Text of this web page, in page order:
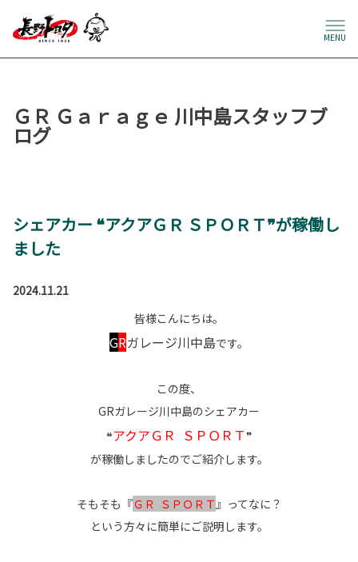
MENU
ＧＲ Ｇａｒａｇｅ 川中島スタッフブ
ログ
シェアカー ❝アクアＧＲ ＳＰＯＲＴ❞が稼働し
ました
2024.11.21
皆様こんにちは。
GRガレージ川中島です。
この度、
GRガレージ川中島のシェアカー
❝アクアＧＲ ＳＰＯＲＴ❞
が稼働しましたのでご紹介します。
そもそも『ＧＲ ＳＰＯＲＴ』ってなに？
という方々に簡単にご説明します。